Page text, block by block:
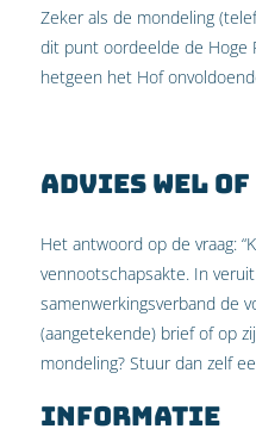
Zeker als de mondeling
dit punt oordeelde de Hoge
hetgeen het Hof
Advies wel
Het antwoord op de vraag:
vennootschapsakte. In
samenwerkingsverband de
(aangetekende) brief of op
mondeling? Stuur dan zelf
Informatie